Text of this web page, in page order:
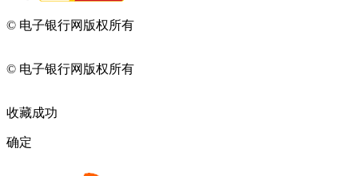
© 电子银行网版权所有
© 电子银行网版权所有
收藏成功
确定